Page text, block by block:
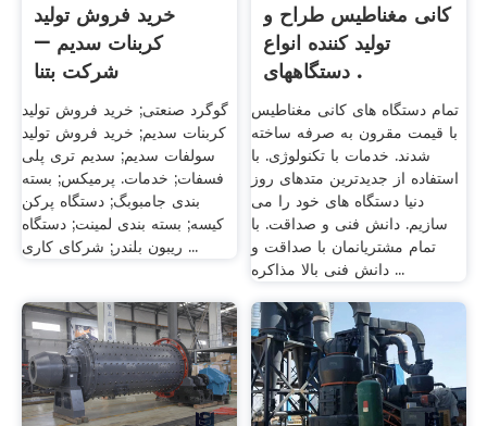
خرید فروش تولید
کربنات سدیم –
شرکت بتنا
گوگرد صنعتی; خرید فروش تولید
کربنات سدیم; خرید فروش تولید
سولفات سدیم; سدیم تری پلی
فسفات; خدمات. پرمیکس; بسته
بندی جامبوبگ; دستگاه پرکن
کیسه; بسته بندی لمینت; دستگاه
ریبون بلندر; شرکای کاری ...
کانی مغناطیس طراح و
تولید کننده انواع
دستگاههای .
تمام دستگاه های کانی مغناطیس
با قیمت مقرون به صرفه ساخته
شدند. خدمات با تکنولوژی. با
استفاده از جدیدترین متدهای روز
دنیا دستگاه های خود را می
سازیم. دانش فنی و صداقت. با
تمام مشتریانمان با صداقت و
دانش فنی بالا مذاکره ...